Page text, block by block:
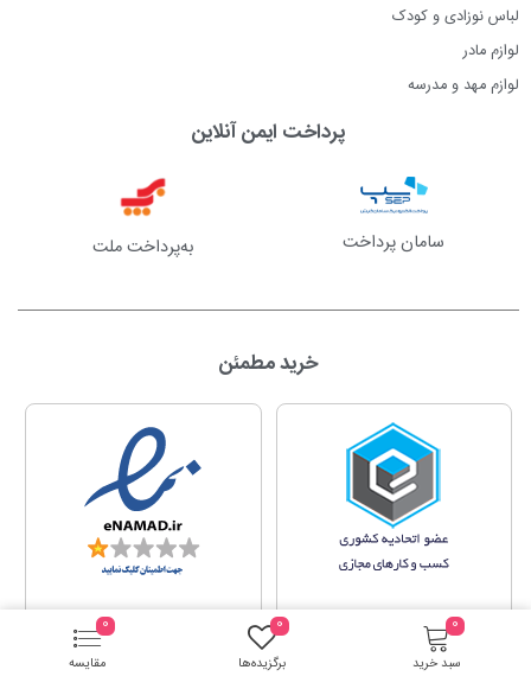
لباس نوزادی و کودک
لوازم مادر
لوازم مهد و مدرسه
پرداخت ایمن آنلاین
سامان پرداخت به‌پرداخت ملت
خرید مطمئن
سبد خرید
0
برگزیده‌ها
0
مقایسه
0